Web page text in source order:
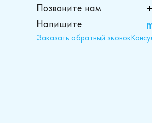
Позвоните нам
Напишите
Заказать обратный звонок